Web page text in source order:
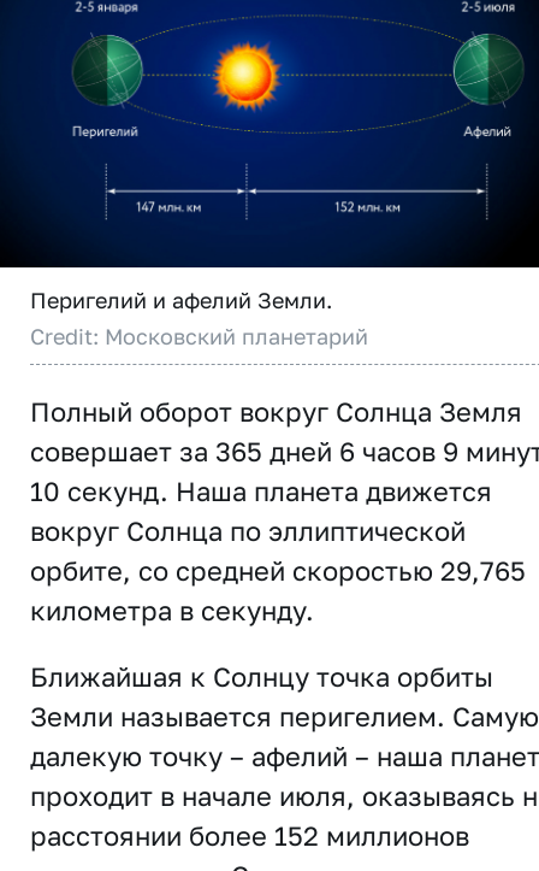
Перигелий и афелий Земли.
Credit: Московский планетарий
Полный оборот вокруг Солнца Земля
совершает за 365 дней 6 часов 9
10 секунд. Наша планета движется
вокруг Солнца по эллиптической
орбите, со средней скоростью 29,765
километра в секунду.
Ближайшая к Солнцу точка орбиты
Земли называется перигелием. Самую
далекую точку – афелий – наша
проходит в начале июля, оказываясь
расстоянии более 152 миллионов